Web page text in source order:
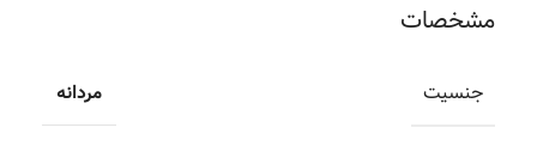
مشخصات
جنسیت مردانه